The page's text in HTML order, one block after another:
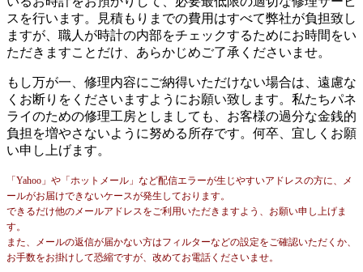
スを行います。見積もりまでの費用はすべて弊社が負担致し
ますが、職人が時計の内部をチェックするためにお時間をい
ただきますことだけ、あらかじめご了承くださいませ。
もし万が一、修理内容にご納得いただけない場合は、遠慮な
くお断りをくださいますようにお願い致します。私たちパネ
ライのための修理工房としましても、お客様の過分な金銭的
負担を増やさないように努める所存です。何卒、宜しくお願
い申し上げます。
「Yahoo」や「ホットメール」など配信エラーが生じやすいアドレスの方に、メ
ールがお届けできないケースが発生しております。
できるだけ他のメールアドレスをご利用いただきますよう、お願い申し上げま
す。
また、メールの返信が届かない方はフィルターなどの設定をご確認いただくか、
お手数をお掛けして恐縮ですが、改めてお電話くださいませ。